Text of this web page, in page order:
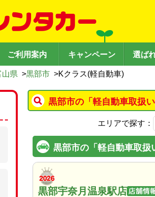
ご利用案内 キャンペーン 選ば
山県 >黒部市 >Kクラス(軽自動車)
黒部市の「軽自動車取扱
エリアで探す：
黒部市の「軽自動車取扱
黒部宇奈月温泉駅店